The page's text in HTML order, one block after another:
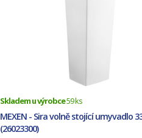
Skladem u výrobce59 ks
MEXEN - Sira volně stojící umyvadlo
(26023300)